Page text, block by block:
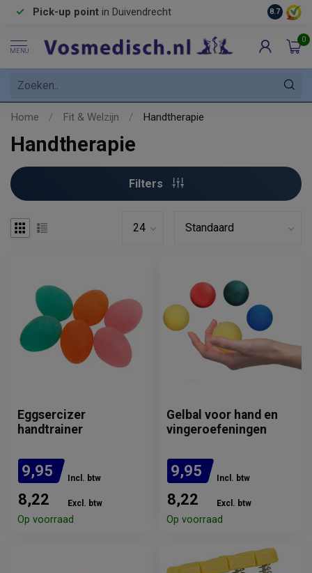
Pick-up point in Duivendrecht 8.7
MENU
0
Home / Fit & Welzijn / Handtherapie
Handtherapie
Filters
Eggsercizer
handtrainer
9,95 Incl. btw
8,22 Excl. btw
Op voorraad
Gelbal voor hand en
vingeroefeningen
9,95 Incl. btw
8,22 Excl. btw
Op voorraad